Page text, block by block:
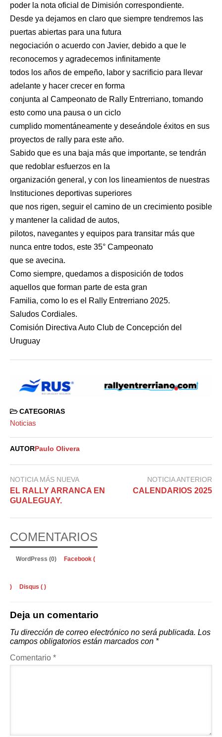
poder la nota oficial de Dimisión correspondiente.
Desde ya dejamos en claro que siempre tendremos las
puertas abiertas para una futura
negociación o acuerdo con Javier, debido a que le
reconocemos y agradecemos infinitamente
todos los años de empeño, labor y sacrificio para llevar
adelante y hacer crecer en forma
conjunta al Campeonato de Rally Entrerriano, tomando
esto como una pausa o un ciclo
cumplido momentáneamente y deseándole éxitos en sus
proyectos de rally para este año.
Sabido que es una baja más que importante, se tendrán
que redoblar esfuerzos en la
organización general, y con los lineamientos de nuestras
Instituciones deportivas superiores
que nos rigen, seguir el camino de un crecimiento posible
y mantener la calidad de autos,
pilotos, navegantes y equipos para transitar más que
nunca entre todos, este 35° Campeonato
que se avecina.
Como siempre, quedamos a disposición de todos
aquellos que forman parte de esta gran
Familia, como lo es el Rally Entrerriano 2025.
Saludos Cordiales.
Comisión Directiva Auto Club de Concepción del
Uruguay
CATEGORIAS
Noticias
AUTOR Paulo Olivera
NOTICIA MÁS NUEVA
EL RALLY ARRANCA EN
GUALEGUAY.
NOTICIA ANTERIOR
CALENDARIOS 2025
COMENTARIOS
WordPress (0) Facebook (
) Disqus ( )
Deja un comentario
Tu dirección de correo electrónico no será publicada. Los
campos obligatorios están marcados con *
Comentario *